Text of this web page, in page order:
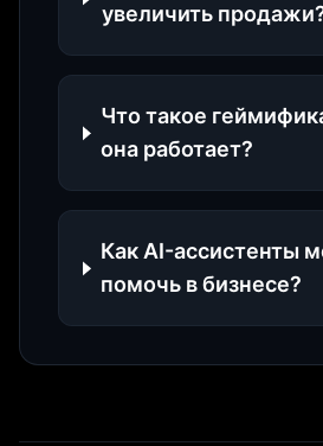
увеличить
Что такое
она работает?
Как AI-ассистенты
помочь в бизнесе?